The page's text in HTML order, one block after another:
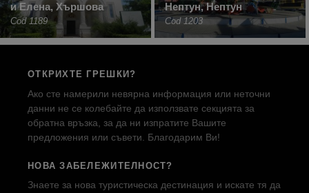
и Елена, Хършова
Cod 1189
Нептун, Нептун
Cod 1203
ОТКРИХТЕ ГРЕШКИ?
Ако сте намерили невярна информация или неточни
данни не се колебайте да използвате секцията за
обратна връзка, за да ни изпратите Вашите
предложения или съвети. Благодарим Ви!
НОВА ЗАБЕЛЕЖИТЕЛНОСТ?
Знаете за нова туристическа дестинация и искате тя да